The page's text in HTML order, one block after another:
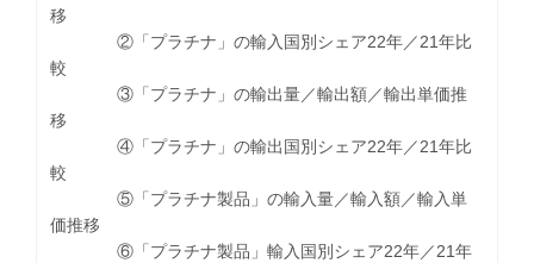
移
②「プラチナ」の輸入国別シェア22年／21年比
較
③「プラチナ」の輸出量／輸出額／輸出単価推
移
④「プラチナ」の輸出国別シェア22年／21年比
較
⑤「プラチナ製品」の輸入量／輸入額／輸入単
価推移
⑥「プラチナ製品」輸入国別シェア22年／21年